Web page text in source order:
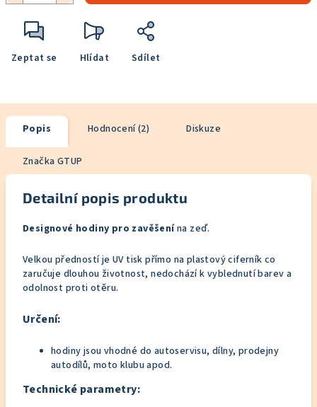
Zeptat se Hlídat Sdílet
Popis Hodnocení (2) Diskuze
Značka GTUP
Detailní popis produktu
Designové hodiny pro zavěšenína zeď.
Velkou předností je UV tisk přímo na plastový ciferník co
zaručuje dlouhou životnost, nedochází k vyblednutí barev a
odolnost proti otěru.
Určení:
hodiny jsou vhodné do autoservisu, dílny, prodejny
autodílů, moto klubu apod.
Technické parametry: